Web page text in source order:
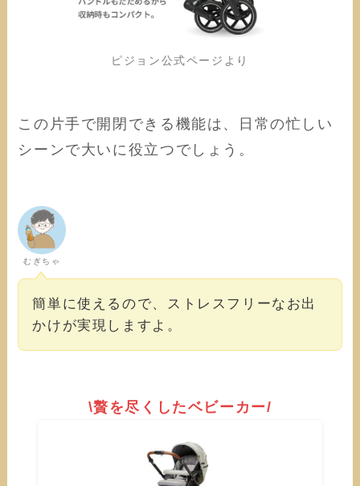
ピジョン公式ページより
この片手で開閉できる機能は、日常の忙しい
シーンで大いに役立つでしょう。
むぎちゃ
簡単に使えるので、ストレスフリーなお出
かけが実現しますよ。
\贅を尽くしたベビーカー/